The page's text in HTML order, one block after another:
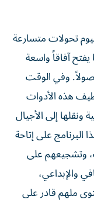
تحولات متسارعة
آفاقاً واسعة
وفي الوقت
هذه الأدوات
إلى الأجيال
على إتاحة
وتشجيعهم على
والإبداعي،
ملهم قادر على